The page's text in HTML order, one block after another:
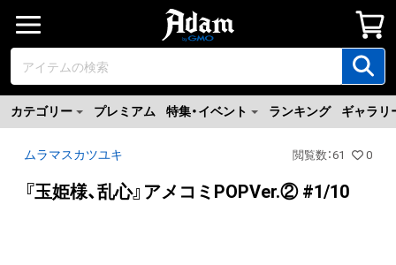
カテゴリー プレミアム 特集・イベント ランキング ギャラリ
ムラマスカツユキ 閲覧数 ：61 0
『玉姫様、乱心』アメコミPOPVer.② #1/10